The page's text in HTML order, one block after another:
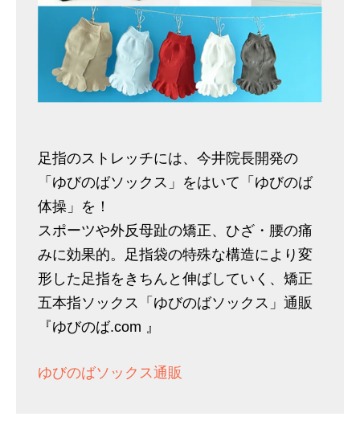
足指のストレッチには、今井院長開発の
「ゆびのばソックス」をはいて「ゆびのば
体操」を！
スポーツや外反母趾の矯正、ひざ・腰の痛
みに効果的。足指袋の特殊な構造により変
形した足指をきちんと伸ばしていく、矯正
五本指ソックス「ゆびのばソックス」通販
『ゆびのば.com 』
ゆびのばソックス通販